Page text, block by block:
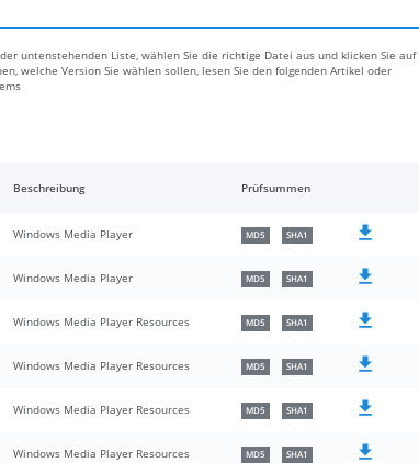
untenstehenden Liste, wählen Sie die richtige Datei aus und klicken Sie auf
welche Version Sie wählen sollen, lesen Sie den folgenden Artikel oder
Beschreibung Prüfsummen
Windows Media Player MD5 SHA1
Windows Media Player MD5 SHA1
Windows Media Player Resources MD5 SHA1
Windows Media Player Resources MD5 SHA1
Windows Media Player Resources MD5 SHA1
Windows Media Player Resources MD5 SHA1